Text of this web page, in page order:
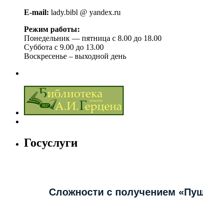
E-mail: lady.bibl @ yandex.ru
Режим работы:
Понедельник — пятница с 8.00 до 18.00
Суббота с 9.00 до 13.00
Воскресенье – выходной день
Госуслуги
Сложности с получением